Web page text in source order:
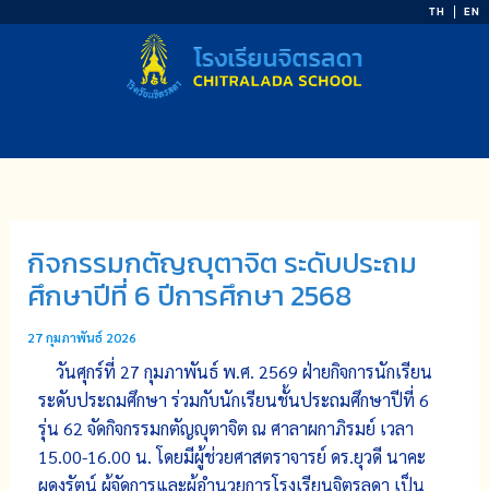
TH EN
กิจกรรมกตัญญุตาจิต ระดับประถม
ศึกษาปีที่ 6 ปีการศึกษา 2568
27 กุมภาพันธ์ 2026
วันศุกร์ที่ 27 กุมภาพันธ์ พ.ศ. 2569 ฝ่ายกิจการนักเรียน
ระดับประถมศึกษา ร่วมกับนักเรียนชั้นประถมศึกษาปีที่ 6
รุ่น 62 จัดกิจกรรมกตัญญุตาจิต ณ ศาลาผกาภิรมย์ เวลา
15.00-16.00 น. โดยมีผู้ช่วยศาสตราจารย์ ดร.ยุวดี นาคะ
ผดุงรัตน์ ผู้จัดการและผู้อำนวยการโรงเรียนจิตรลดา เป็น